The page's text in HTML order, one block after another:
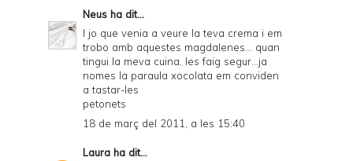
Neus ha dit...
I jo que venia a veure la teva crema i em
trobo amb aquestes magdalenes... quan
tingui la meva cuina, les faig segur...ja
nomes la paraula xocolata em conviden
a tastar-les
petonets
18 de març del 2011, a les 15:40
Laura ha dit...